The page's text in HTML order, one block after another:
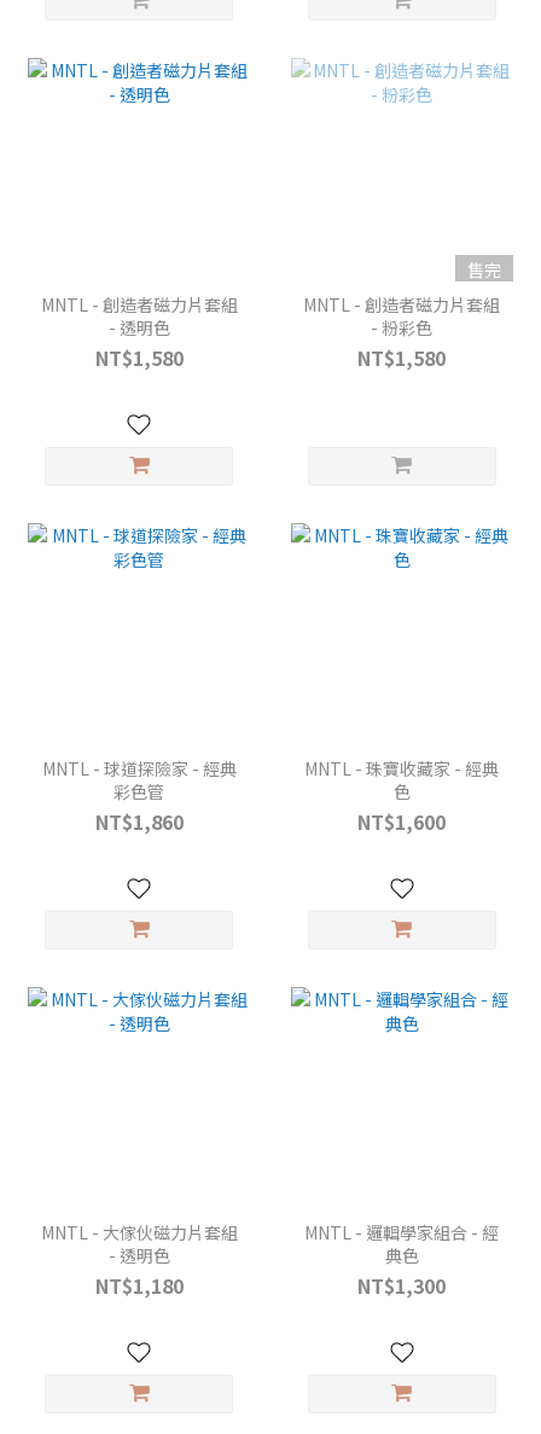
MNTL - 創造者磁力片套組
- 透明色
NT$1,580
售完
MNTL - 創造者磁力片套組
- 粉彩色
NT$1,580
MNTL - 球道探險家 - 經典
彩色管
NT$1,860
MNTL - 珠寶收藏家 - 經典
色
NT$1,600
MNTL - 大傢伙磁力片套組
- 透明色
NT$1,180
MNTL - 邏輯學家組合 - 經
典色
NT$1,300